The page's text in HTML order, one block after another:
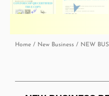
Home / New Business / NEW